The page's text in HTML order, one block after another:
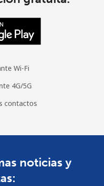
Wi-Fi
4G/5G
contactos
noticias y